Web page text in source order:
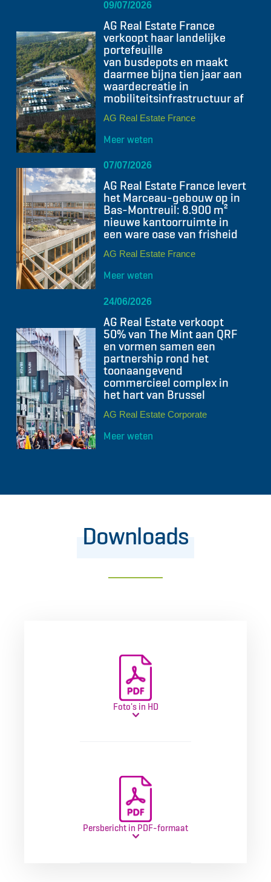
09/07/2026
AG Real Estate France
verkoopt haar landelijke
portefeuille
van busdepots en maakt
daarmee bijna tien jaar aan
waardecreatie in
mobiliteitsinfrastructuur af
AG Real Estate France
Meer weten
07/07/2026
AG Real Estate France levert
het Marceau-gebouw op in
Bas-Montreuil: 8.900 m²
nieuwe kantoorruimte in
een ware oase van frisheid
AG Real Estate France
Meer weten
24/06/2026
AG Real Estate verkoopt
50% van The Mint aan QRF
en vormen samen een
partnership rond het
toonaangevend
commercieel complex in
het hart van Brussel
AG Real Estate Corporate
Meer weten
Downloads
Foto's in HD
Persbericht in PDF-formaat